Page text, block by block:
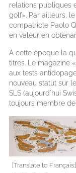
relations publiques
golf». Par ailleurs,
compatriote Paolo
en valeur en
A cette époque la
titres. Le magazine
aux tests
nouveau statut sur
SLS (aujourd'hui
toujours membre
[Translate to